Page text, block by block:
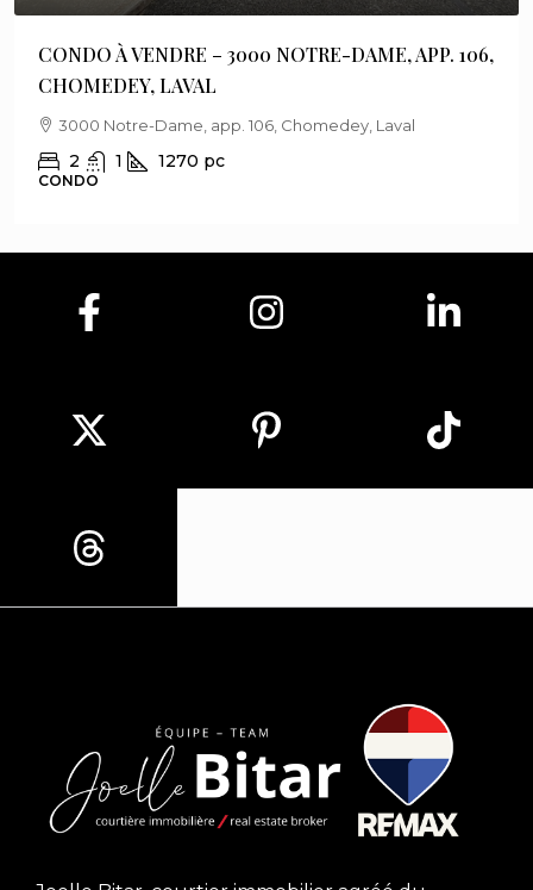
CONDO À VENDRE – 3000 NOTRE-DAME, APP. 106,
CHOMEDEY, LAVAL
3000 Notre-Dame, app. 106, Chomedey, Laval
2 1 1270 pc
CONDO